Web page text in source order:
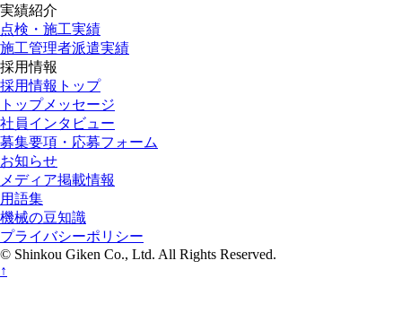
実績紹介
点検・施工実績
施工管理者派遣実績
採用情報
採用情報トップ
トップメッセージ
社員インタビュー
募集要項・応募フォーム
お知らせ
メディア掲載情報
用語集
機械の豆知識
プライバシーポリシー
© Shinkou Giken Co., Ltd. All Rights Reserved.
↑